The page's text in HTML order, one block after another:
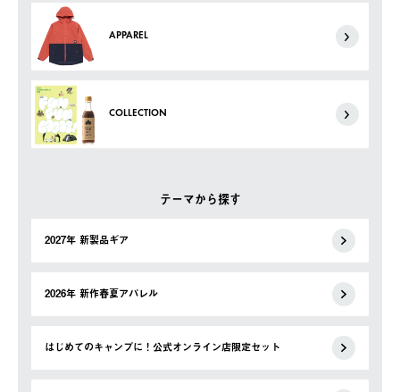
APPAREL
COLLECTION
テーマから探す
2027年 新製品ギア
2026年 新作春夏アパレル
はじめてのキャンプに！公式オンライン店限定セット